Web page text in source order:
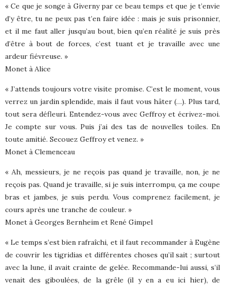
« Ce que je songe à Giverny par ce beau temps et que je t’envie
d’y être, tu ne peux pas t’en faire idée : mais je suis prisonnier,
et il me faut aller jusqu’au bout, bien qu’en réalité je suis près
d’être à bout de forces, c’est tuant et je travaille avec une
ardeur fiévreuse. »
Monet à Alice
« J’attends toujours votre visite promise. C’est le moment, vous
verrez un jardin splendide, mais il faut vous hâter (…). Plus tard,
tout sera défleuri. Entendez-vous avec Geffroy et écrivez-moi.
Je compte sur vous. Puis j’ai des tas de nouvelles toiles. En
toute amitié. Secouez Geffroy et venez. »
Monet à Clemenceau
« Ah, messieurs, je ne reçois pas quand je travaille, non, je ne
reçois pas. Quand je travaille, si je suis interrompu, ça me coupe
bras et jambes, je suis perdu. Vous comprenez facilement, je
cours après une tranche de couleur. »
Monet à Georges Bernheim et René Gimpel
« Le temps s’est bien rafraîchi, et il faut recommander à Eugène
de couvrir les tigridias et différentes choses qu’il sait ; surtout
avec la lune, il avait crainte de gelée. Recommande-lui aussi, s’il
venait des giboulées, de la grêle (il y en a eu ici hier), de